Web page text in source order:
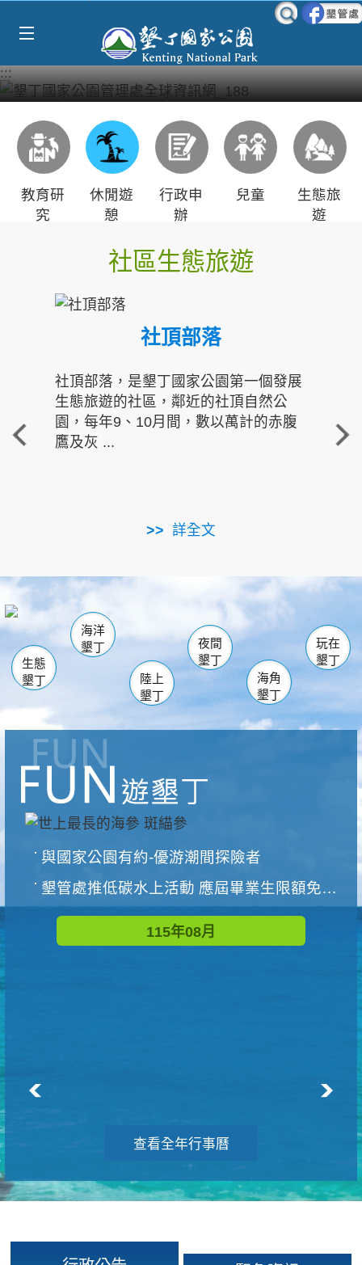
:::
教育研
究
休閒遊
憩
行政申
辦
兒童
生態旅
遊
社區生態旅遊
社頂部落
社頂部落，是墾丁國家公園第一個發展
生態旅遊的社區，鄰近的社頂自然公
園，每年9、10月間，數以萬計的赤腹
鷹及灰 ...
詳全文
重
走進
南仁湖
海生館
恆春 佳樂水
龍鑾潭自然中心 森林遊樂區
瓊麻館
關山 墾管處遊客中心
社頂公園 風吹沙
船帆石
白砂 龍磐公園
香蕉灣
砂島
鵝鑾鼻
生態
墾丁
海洋
墾丁
陸上
墾丁
夜間
墾丁
海角
墾丁
玩在
墾丁
與國家公園有約-優游潮間探險者
墾管處推低碳水上活動 應屆畢業生限額免費參加
115年08月
查看全年行事曆